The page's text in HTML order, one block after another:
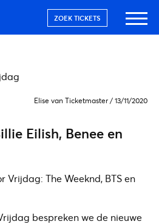
ZOEK TICKETS
Elise van Ticketmaster / 13/11/2020
Eilish, Benee en
Vrijdag: The Weeknd, BTS en
bespreken we de nieuwe